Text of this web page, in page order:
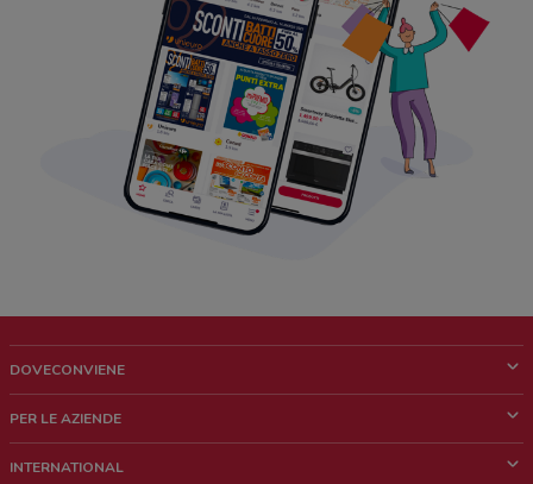
DOVECONVIENE
Chi siamo
PER LE AZIENDE
INTERNATIONAL